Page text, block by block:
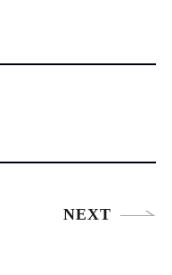
NEXT